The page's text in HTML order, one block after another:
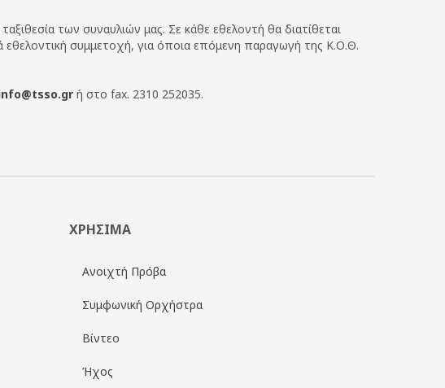
των συναυλιών μας. Σε κάθε εθελοντή θα διατίθεται
συμμετοχή, για όποια επόμενη παραγωγή της Κ.Ο.Θ.
ή στο fax. 2310 252035.
ΧΡΗΣΙΜΑ
Ανοιχτή Πρόβα
Συμφωνική Ορχήστρα
Βίντεο
Ήχος